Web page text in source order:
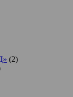
(2)